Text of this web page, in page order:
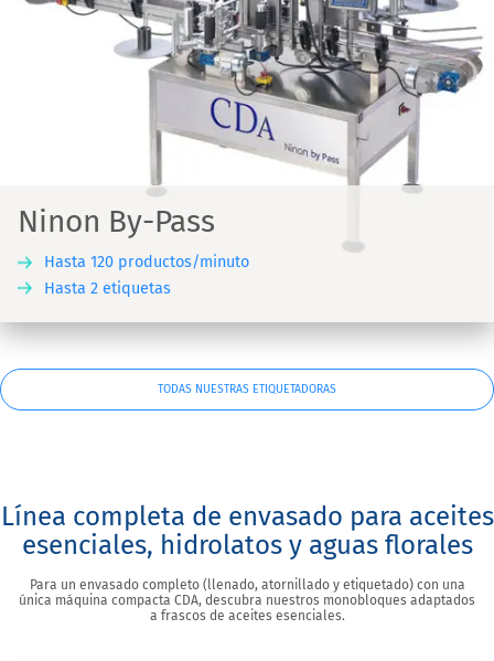
Ninon By-Pass
Hasta 120 productos/minuto
Hasta 2 etiquetas
TODAS NUESTRAS ETIQUETADORAS
Línea completa de envasado para aceites
esenciales, hidrolatos y aguas florales
Para un envasado completo (llenado, atornillado y etiquetado) con una
única máquina compacta CDA, descubra nuestros monobloques adaptados
a frascos de aceites esenciales.